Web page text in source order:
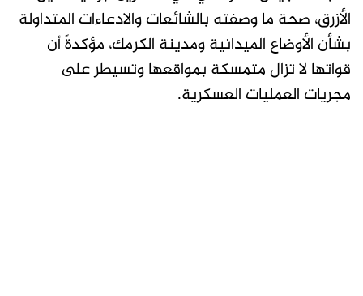
الأزرق، صحة ما وصفته بالشائعات والادعاءات المتداولة
بشأن الأوضاع الميدانية ومدينة الكرمك، مؤكدةً أن
قواتها لا تزال متمسكة بمواقعها وتسيطر على
مجريات العمليات العسكرية.